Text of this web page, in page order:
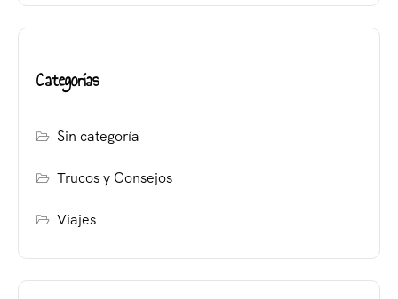
Categorías
Sin categoría
Trucos y Consejos
Viajes